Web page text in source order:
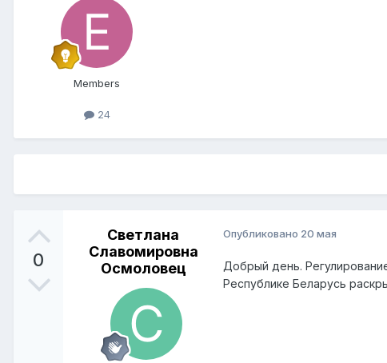
Members
24
0
Светлана
Славомировна
Осмоловец
Опубликовано 20 мая
Добрый день.
Республике Беларусь